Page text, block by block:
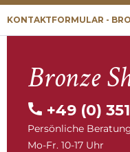
KONTAKTFORMULAR -
Bronze
+49 (0)
Persönliche
Mo-Fr. 10-17 Uhr